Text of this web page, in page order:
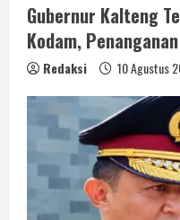
Gubernur Kalteng
Kodam,
Redaksi 10 Agustus